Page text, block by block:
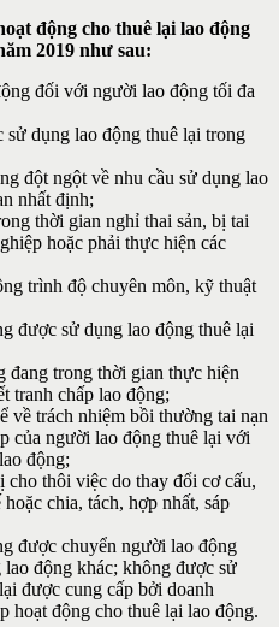
động cho thuê lại lao động
2019 như sau:
đối với người lao động tối đa
dụng lao động thuê lại trong
đột ngột về nhu cầu sử dụng lao
nhất định;
thời gian nghỉ thai sản, bị tai
hoặc phải thực hiện các
trình độ chuyên môn, kỹ thuật
được sử dụng lao động thuê lại
đang trong thời gian thực hiện
tranh chấp lao động;
về trách nhiệm bồi thường tai nạn
của người lao động thuê lại với
động;
thôi việc do thay đổi cơ cấu,
chia, tách, hợp nhất, sáp
được chuyển người lao động
động khác; không được sử
được cung cấp bởi doanh
hoạt động cho thuê lại lao động.